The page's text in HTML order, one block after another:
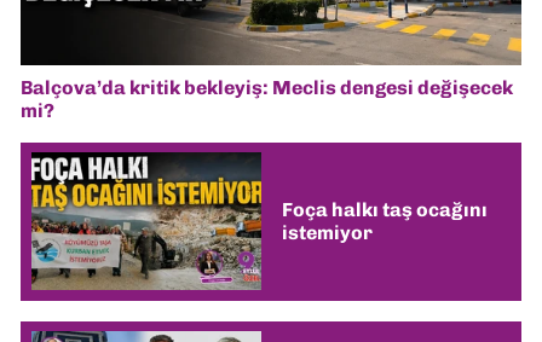
Balçova’da kritik bekleyiş: Meclis dengesi değişecek
mi?
Foça halkı taş ocağını
istemiyor